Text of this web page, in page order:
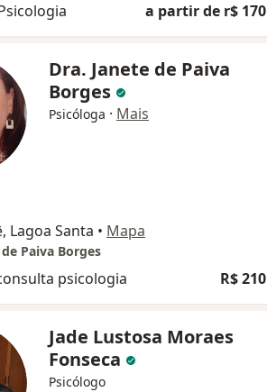
a partir de r$ 170
Dra. Janete de Paiva
Borges
Psicóloga · Mais
Lagoa Santa • Mapa
Paiva Borges
psicologia R$ 210
Jade Lustosa Moraes
Fonseca
Psicólogo